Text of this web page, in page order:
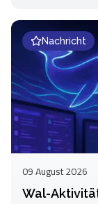
Nachricht
09 August 2026
Wal-